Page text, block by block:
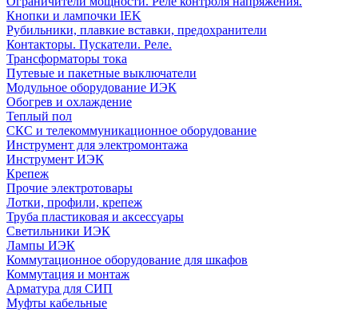
Кнопки и лампочки IEK
Рубильники, плавкие вставки, предохранители
Контакторы. Пускатели. Реле.
Трансформаторы тока
Путевые и пакетные выключатели
Модульное оборудование ИЭК
Обогрев и охлаждение
Теплый пол
СКС и телекоммуникационное оборудование
Инструмент для электромонтажа
Инструмент ИЭК
Крепеж
Прочие электротовары
Лотки, профили, крепеж
Труба пластиковая и аксессуары
Светильники ИЭК
Лампы ИЭК
Коммутационное оборудование для шкафов
Коммутация и монтаж
Арматура для СИП
Муфты кабельные